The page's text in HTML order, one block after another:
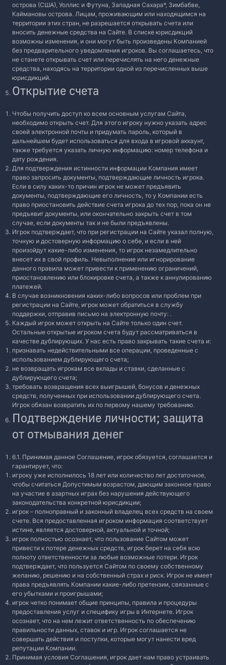
острова (США), Уоллис и Футуна, Западная Сахара*, Зимбабве,
Каймановы острова. Лицам, проживающим или находящимся на
территории этих стран, не разрешается открывать счета или
вносить денежные средства на Сайте. В списке юрисдикций
возможны изменения, и они могут быть произведены Компанией
без предварительного уведомления игроков. Вы соглашаетесь, что
не станете открывать счет или перечислять на него денежные
средства, находясь на территории одной из перечисленных выше
юрисдикций.
Открытие счета
Чтобы получить доступ ко всем основным услугам Сайта,
необходимо открыть счет. Для этого игроку нужно указать адрес
своей электронной почты и придумать пароль, который в
дальнейшем будет использоваться для входа в игровой аккаунт,
также требуется указать личную информацию: номер телефона и
дату рождения.
Для подтверждения истинности информации Компания имеет
право запросить документы, подтверждающие личность игрока.
Если в силу каких-то причин игрок не может предъявить
документы, подтверждающие его личность, то у Компании есть
право приостановить действие счета игрока до тех пор, пока он не
предъявит документы, или окончательно закрыть счет в том
случае, если документы так и не были предъявлены.
Игрок подтверждает, что при регистрации на Сайте указал полную,
точную и достоверную информацию о себе, и если в ней
произойдут какие-либо изменения, то игрок незамедлительно
внесет их в свой профиль. Невыполнение или игнорирование
данного правила может привести к применению ограничений,
приостановлению или блокировке счета, а также к аннулированию
платежей.
В случае возникновения каких-либо вопросов или проблем при
регистрации на Сайте, игрок может обратиться в службу
поддержки, отправив письмо на электронную почту: .
Каждый игрок может открыть на Сайте только один счет.
Остальные открытые игроком счета будут рассматриваться в
качестве дублирующих. У нас есть право закрывать такие счета и:
признавать недействительными все операции, проведенные с
использованием дублирующего счета;
не возвращать игрокам все вклады и ставки, сделанные с
дублирующего счета;
требовать возвращения всех выигрышей, бонусов и денежных
средств, полученных при использовании дублирующего счета.
Игрок обязан возвратить их по первому нашему требованию.
Подтверждение личности; защита
от отмывания денег
6.1. Принимая данное Соглашение, игрок обязуется, соглашается и
гарантирует, что:
игроку уже исполнилось 18 лет или количество лет достаточное,
чтобы считаться Допустимым возрастом, дающим законное право
на участие в азартных играх без нарушения действующего
законодательства конкретной юрисдикции;
игрок – полноправный и законный владелец всех средств на своем
счете. Вся предоставленная игроком информация соответствует
истине, является достоверной, актуальной и точной;
игрок полностью осознает, что пользование Сайтом может
привести к потере денежных средств, игрок берет на себя всю
полноту ответственности за любые возможные потери. Игрок
подтверждает, что пользуется Сайтом по своему собственному
желанию, решению и на собственный страх и риск. Игрок не имеет
права предъявлять Компании какие-либо претензии, связанные с
его убытками и проигрышами;
игрок четко понимает общие принципы, правила и процедуры
предоставления услуг и специфику игры в Интернете. Игрок
осознает, что на нем лежит ответственность по обеспечению
правильности данных, ставок и игр. Игрок соглашается не
совершать действия и поступки, которые могут нанести вред
репутации Компании.
Принимая условия Соглашения, игрок дает нам право устраивать